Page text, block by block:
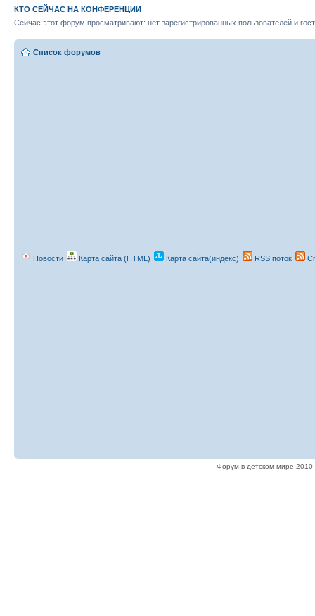
КТО СЕЙЧАС НА КОНФЕРЕНЦИИ
Сейчас этот форум просматривают: нет зарегистрированных пользователей и
Список форумов
Новости Карта сайта (HTML) Карта сайта(индекс) RSS поток
Форум в детском мире